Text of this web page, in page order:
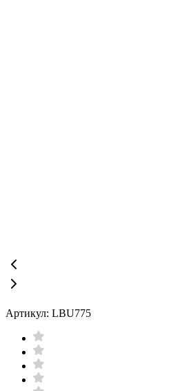
Артикул: LBU775